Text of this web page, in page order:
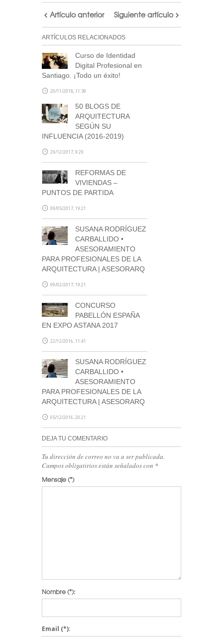
nuestra newsletter a través
de este formularioy accede
al archivo descargable del
calendario de Arquitectas
Ocultas.
Consulta tu correo para
confirmar la inscripción y
recibir noticias de nuestra
parte.
NOTA: En el caso de no haber recibido el
parte, escríbenos a
blog@stepienybarno.es
SUSCRÍBETE
Artículo anterior Siguiente artículo
ARTÍCULOS RELACIONADOS
Curso de Identidad
Digital Profesional en
Santiago. ¡Todo un éxito!
20/11/2018, 11:39
50 BLOGS DE
ARQUITECTURA
SEGÚN SU
INFLUENCIA (2016-2019)
29/12/2017, 9:29
REFORMAS DE
VIVIENDAS –
PUNTOS DE PARTIDA
09/05/2017, 19:21
SUSANA RODRÍGUEZ
CARBALLIDO •
ASESORAMIENTO
PARA PROFESIONALES DE LA
ARQUITECTURA | ASESORARQ
09/02/2017, 19:21
CONCURSO
PABELLÓN ESPAÑA
EN EXPO ASTANA 2017
22/12/2016, 11:41
SUSANA RODRÍGUEZ
CARBALLIDO •
ASESORAMIENTO
PARA PROFESIONALES DE LA
ARQUITECTURA | ASESORARQ
05/12/2016, 20:21
DEJA TU COMENTARIO
Tu dirección de correo no va a ser publicada.
Campos obligatirios están señalados con *
Mensaje(*)
Nombre(*):
Email (*):